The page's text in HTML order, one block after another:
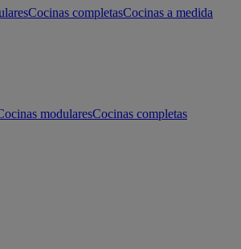
Cocinas completasCocinas a medida
modularesCocinas completas